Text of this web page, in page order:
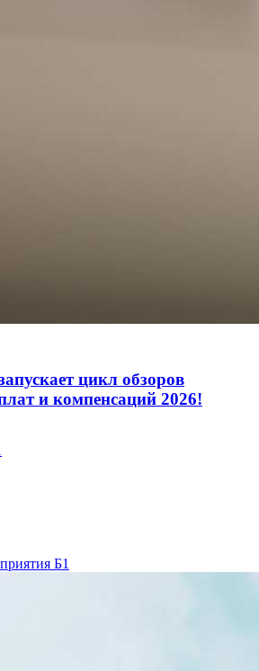
цикл обзоров
и компенсаций 2026!
Б1